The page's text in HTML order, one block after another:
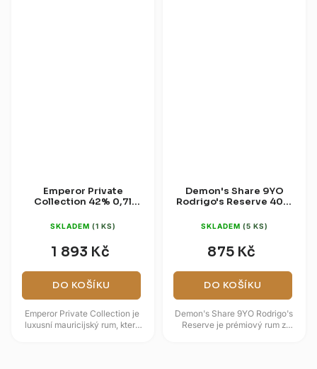
Emperor Private
Collection 42% 0,7l
SKLADEM (1 KS)
1 893 Kč
DO KOŠÍKU
Emperor Private Collection je
luxusní mauricijský rum, který
Demon's Share 9YO
Rodrigo's Reserve 40%
SKLADEM (5 KS)
875 Kč
DO KOŠÍKU
Demon's Share 9YO Rodrigo's
Reserve je prémiový rum z